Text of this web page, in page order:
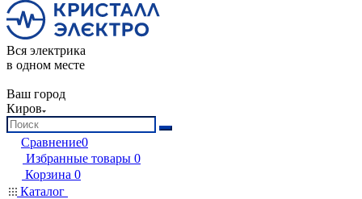
Вся электрика
в одном месте
Ваш город
Киров
Сравнение0
Избранные товары 0
Корзина 0
Каталог